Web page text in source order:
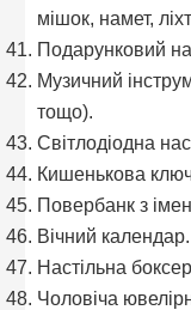
мішок, намет,
Подарунковий
Музичний
тощо).
Світлодіодна
Кишенькова
Повербанк з
Вічний календар.
Настільна
Чоловіча